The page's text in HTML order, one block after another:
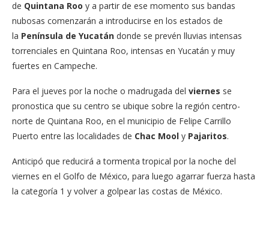
de Quintana Roo y a partir de ese momento sus bandas
nubosas comenzarán a introducirse en los estados de
la Península de Yucatán donde se prevén lluvias intensas
torrenciales en Quintana Roo, intensas en Yucatán y muy
fuertes en Campeche.
Para el jueves por la noche o madrugada del viernes se
pronostica que su centro se ubique sobre la región centro-
norte de Quintana Roo, en el municipio de Felipe Carrillo
Puerto entre las localidades de Chac Mool y Pajaritos.
Anticipó que reducirá a tormenta tropical por la noche del
viernes en el Golfo de México, para luego agarrar fuerza hasta
la categoría 1 y volver a golpear las costas de México.